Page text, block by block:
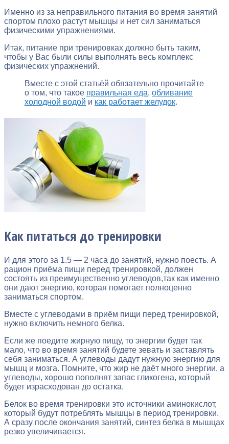
Именно из за неправильного питания во время занятий
спортом плохо растут мышцы и нет сил заниматься
физическими упражнениями.
Итак, питание при тренировках должно быть таким,
чтобы у Вас были силы выполнять весь комплекс
физических упражнений.
Вместе с этой статьёй обязательно прочитайте
о том, что такое правильная еда, обливание
холодной водой и как работает желудок.
Как питаться до тренировки
И для этого за 1.5 — 2 часа до занятий, нужно поесть. А
рацион приёма пищи перед тренировкой, должен
состоять из преимущественно углеводов,так как именно
они дают энергию, которая помогает полноценно
заниматься спортом.
Вместе с углеводами в приём пищи перед тренировкой,
нужно включить немного белка.
Если же поедите жирную пищу, то энергии будет так
мало, что во время занятий будете зевать и заставлять
себя заниматься. А углеводы дадут нужную энергию для
мышц и мозга. Помните, что жир не даёт много энергии, а
углеводы, хорошо пополнят запас гликогена, который
будет израсходован до остатка.
Белок во время тренировки это источники аминокислот,
который будут потреблять мышцы в период тренировки.
А сразу после окончания занятий, синтез белка в мышцах
резко увеличивается.